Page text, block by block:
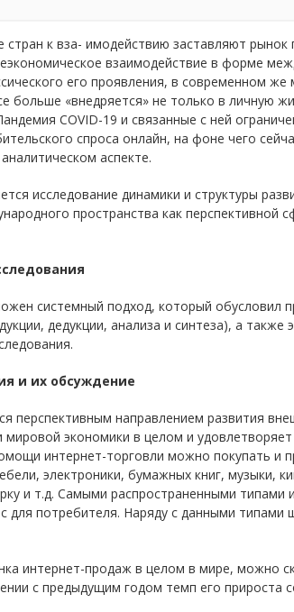
стран к вза- имодействию заставляют
взаимодействие в форме
его проявления, в современном
больше «внедряется» не только в личную
COVID-19 и связанные с ней
спроса онлайн, на фоне чего
аспекте.
исследование динамики и структуры
пространства как перспективной
системный подход, который обусловил
дедукции, анализа и синтеза), а
и их обсуждение
перспективным направлением развития
мировой экономики в целом и
интернет-торговли можно покупать и
электроники, бумажных книг, музыки,
и т.д. Самыми распространенными типами
для потребителя. Наряду с данными
интернет-продаж в целом в мире, можно
с предыдущим годом темп его прироста